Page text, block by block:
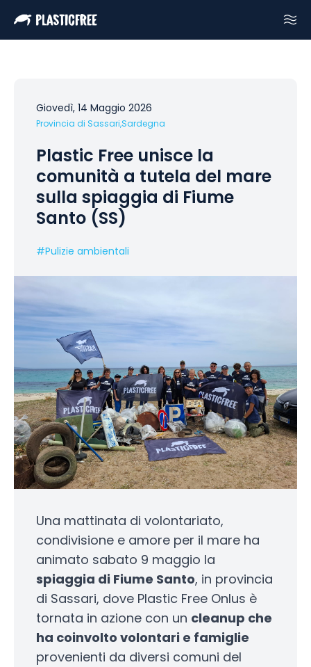
Giovedì, 14 Maggio 2026
Provincia di Sassari,Sardegna
Plastic Free unisce la
comunità a tutela del mare
sulla spiaggia di Fiume
Santo (SS)
#Pulizie ambientali
Una mattinata di volontariato,
condivisione e amore per il mare ha
animato sabato 9 maggio la
spiaggia di Fiume Santo, in provincia
di Sassari, dove Plastic Free Onlus è
tornata in azione con un cleanup che
ha coinvolto volontari e famiglie
provenienti da diversi comuni del